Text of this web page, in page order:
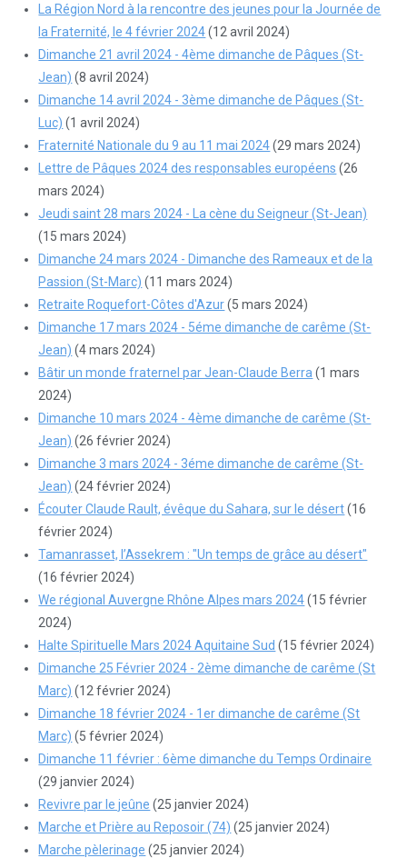
La Région Nord à la rencontre des jeunes pour la Journée de
la Fraternité, le 4 février 2024 (12 avril 2024)
Dimanche 21 avril 2024 - 4ème dimanche de Pâques (St-
Jean) (8 avril 2024)
Dimanche 14 avril 2024 - 3ème dimanche de Pâques (St-
Luc) (1 avril 2024)
Fraternité Nationale du 9 au 11 mai 2024 (29 mars 2024)
Lettre de Pâques 2024 des responsables européens (26
mars 2024)
Jeudi saint 28 mars 2024 - La cène du Seigneur (St-Jean)
(15 mars 2024)
Dimanche 24 mars 2024 - Dimanche des Rameaux et de la
Passion (St-Marc) (11 mars 2024)
Retraite Roquefort-Côtes d'Azur (5 mars 2024)
Dimanche 17 mars 2024 - 5éme dimanche de carême (St-
Jean) (4 mars 2024)
Bâtir un monde fraternel par Jean-Claude Berra (1 mars
2024)
Dimanche 10 mars 2024 - 4ème dimanche de carême (St-
Jean) (26 février 2024)
Dimanche 3 mars 2024 - 3éme dimanche de carême (St-
Jean) (24 février 2024)
Écouter Claude Rault, évêque du Sahara, sur le désert (16
février 2024)
Tamanrasset, l’Assekrem : "Un temps de grâce au désert"
(16 février 2024)
We régional Auvergne Rhône Alpes mars 2024 (15 février
2024)
Halte Spirituelle Mars 2024 Aquitaine Sud (15 février 2024)
Dimanche 25 Février 2024 - 2ème dimanche de carême (St
Marc) (12 février 2024)
Dimanche 18 février 2024 - 1er dimanche de carême (St
Marc) (5 février 2024)
Dimanche 11 février : 6ème dimanche du Temps Ordinaire
(29 janvier 2024)
Revivre par le jeûne (25 janvier 2024)
Marche et Prière au Reposoir (74) (25 janvier 2024)
Marche pèlerinage (25 janvier 2024)